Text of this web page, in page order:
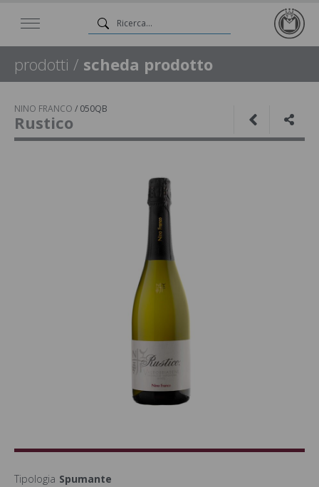
prodotti / scheda prodotto
NINO FRANCO / 050QB
Rustico
Tipologia Spumante